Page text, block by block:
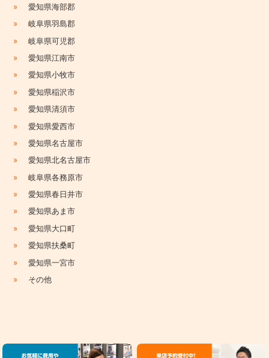
» 愛知県海部郡
» 岐阜県羽島郡
» 岐阜県可児郡
» 愛知県江南市
» 愛知県小牧市
» 愛知県稲沢市
» 愛知県清須市
» 愛知県愛西市
» 愛知県名古屋市
» 愛知県北名古屋市
» 岐阜県各務原市
» 愛知県春日井市
» 愛知県あま市
» 愛知県大口町
» 愛知県扶桑町
» 愛知県一宮市
» その他